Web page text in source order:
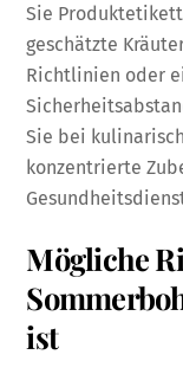
Sie
geschätzte
Richtlinien oder
Sie bei
konzentrierte
Mögliche
ist